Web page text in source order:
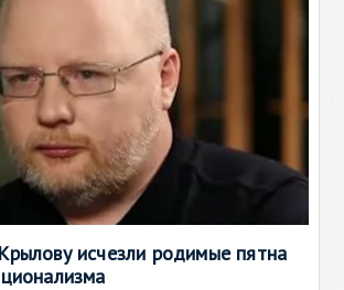
исчезли родимые пятна